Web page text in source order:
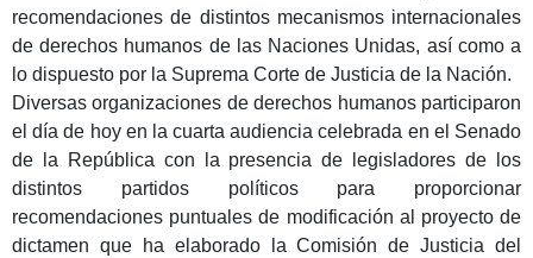
recomendaciones de distintos mecanismos internacionales
de derechos humanos de las Naciones Unidas, así como a
lo dispuesto por la Suprema Corte de Justicia de la Nación.
Diversas organizaciones de derechos humanos participaron
el día de hoy en la cuarta audiencia celebrada en el Senado
de la República con la presencia de legisladores de los
distintos partidos políticos para proporcionar
recomendaciones puntuales de modificación al proyecto de
dictamen que ha elaborado la Comisión de Justicia del